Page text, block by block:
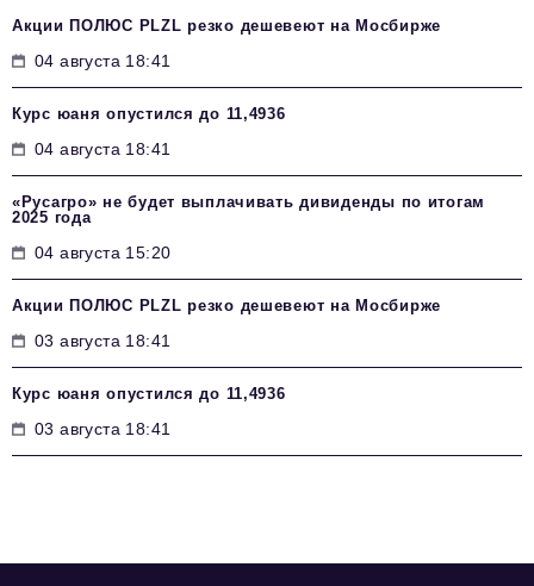
Акции ПОЛЮС PLZL резко дешевеют на Мосбирже
04 августа 18:41
Курс юаня опустился до 11,4936
04 августа 18:41
«Русагро» не будет выплачивать дивиденды по итогам
2025 года
04 августа 15:20
Акции ПОЛЮС PLZL резко дешевеют на Мосбирже
03 августа 18:41
Курс юаня опустился до 11,4936
03 августа 18:41